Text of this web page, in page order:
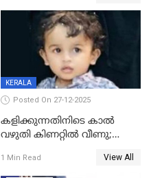
KERALA
Posted On 27-12-2025
കളിക്കുന്നതിനിടെ കാൽ
വഴുതി കിണറ്റിൽ വീണു;
ദാരുണാന്ത്യം
1 Min Read View All